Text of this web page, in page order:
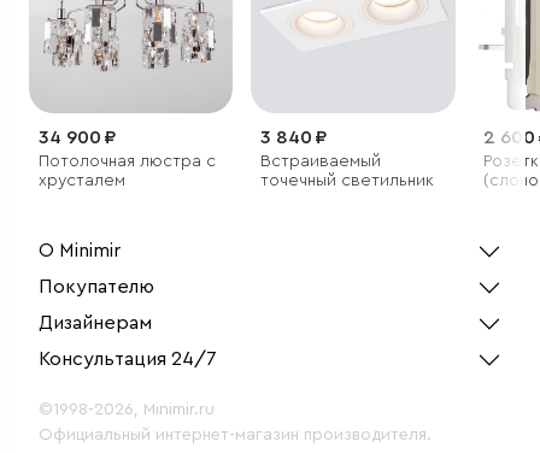
34 900 ₽
Потолочная люстра с
хрусталем
3 840 ₽
Встраиваемый
точечный светильник
2 600
О Minimir
Покупателю
Дизайнерам
Консультация 24/7
©1998-2026, Minimir.ru
Официальный интернет-магазин производителя.